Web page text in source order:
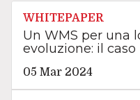
WHITEPAPER
Un WMS per una
evoluzione: il caso
05 Mar 2024